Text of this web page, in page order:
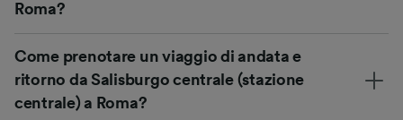
Roma?
Come prenotare un viaggio di andata e
ritorno da Salisburgo centrale (stazione
centrale) a Roma?